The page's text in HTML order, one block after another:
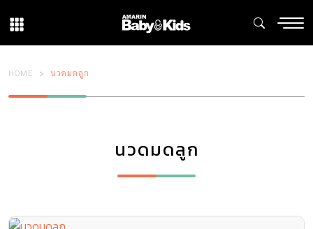
HOME นวดมดลูก
นวดมดลูก